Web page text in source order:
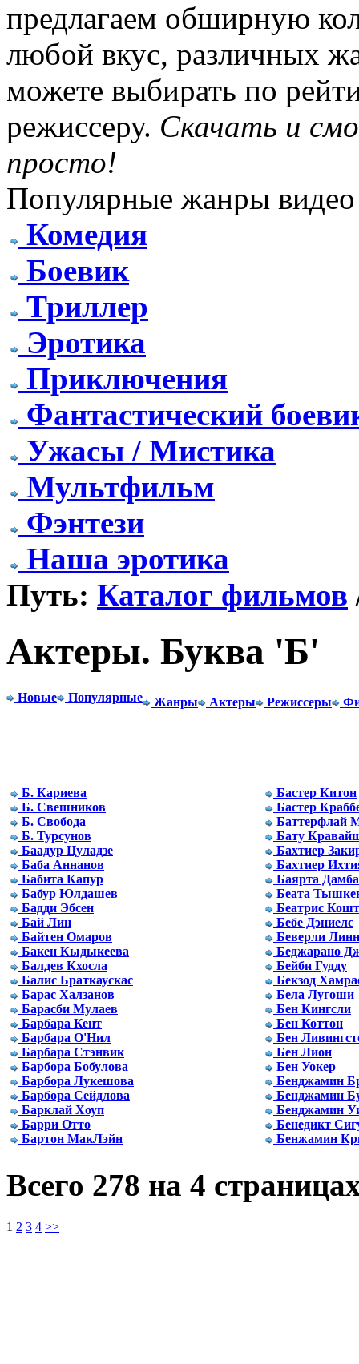
предлагаем обширную
любой вкус, различных
можете выбирать по
режиссеру. Скачать и
просто!
Популярные жанры видео
Комедия
Боевик
Триллер
Эротика
Приключения
Фантастический
Ужасы / Мистика
Мультфильм
Фэнтези
Наша эротика
Путь: Каталог фильмов
Актеры. Буква 'Б'
Новые Популярные Жанры Актеры Режиссеры
Б. Кариева
Б. Свешников
Б. Свобода
Б. Турсунов
Баадур Цуладзе
Баба Аннанов
Бабита Капур
Бабур Юлдашев
Бадди Эбсен
Бай Лин
Байтен Омаров
Бакен Кыдыкеева
Балдев Кхосла
Балис Браткаускас
Барас Халзанов
Барасби Мулаев
Барбара Кент
Барбара О'Нил
Барбара Стэнвик
Барбора Бобулова
Барбора Лукешова
Барбора Сейдлова
Барклай Хоуп
Барри Отто
Бартон МакЛэйн
Бастер Китон
Бастер
Баттерфлай
Бату
Бахтиер
Бахтиер
Баярта
Беата
Беатрис
Бебе Дэниелс
Беверли Линн
Беджарано
Бейби Гудду
Бекзод
Бела Лугоши
Бен Кингсли
Бен Коттон
Бен
Бен Лион
Бен Уокер
Бенджамин
Бенджамин
Бенджамин
Бенедикт
Бенжамин
Всего 278 на 4
1 2 3 4 >>